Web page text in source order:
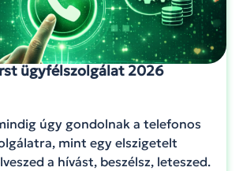
ügyfélszolgálat 2026
úgy gondolnak a telefonos
mint egy elszigetelt
a hívást, beszélsz, leteszed.